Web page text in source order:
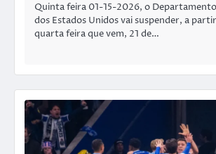
Quinta feira 01-15-2026, o
dos Estados Unidos vai suspender, a
quarta feira que vem, 21 de…